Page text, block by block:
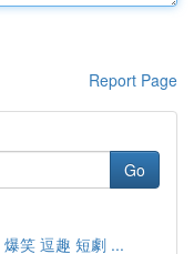
Report Page
Go
笑 逗趣 短劇 ...